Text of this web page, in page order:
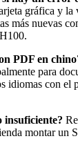
gráfica y
más nuevas
PDF en
para
idiomas con el
insuficiente?
montar un